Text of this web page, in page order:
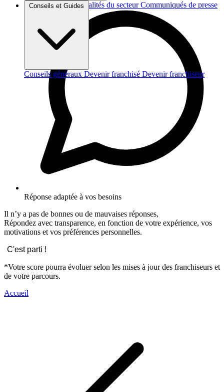
Brèves et actus Actualités du secteur Communiqués de presse
Conseils et Guides
Conseils généraux Devenir franchisé Devenir franchiseur
Réponse adaptée à vos besoins
Il n’y a pas de bonnes ou de mauvaises réponses,
Répondez avec transparence, en fonction de votre expérience, vos
motivations et vos préférences personnelles.
C'est parti !
*Votre score pourra évoluer selon les mises à jour des franchiseurs et
de votre parcours.
Accueil